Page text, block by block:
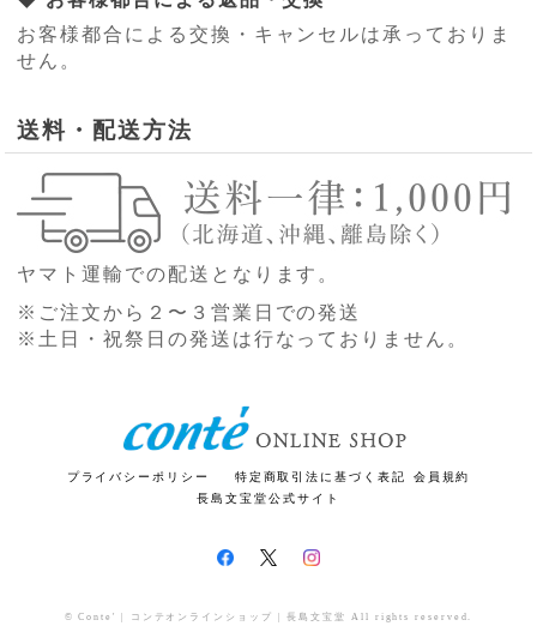
お客様都合による交換・キャンセルは承っておりま
せん。
送料・配送方法
ヤマト運輸での配送となります。
※ご注文から２〜３営業日での発送
※土日・祝祭日の発送は行なっておりません。
プライバシーポリシー 特定商取引法に基づく表記
会員規約
長島文宝堂公式サイト
© Conte' | コンテオンラインショップ | 長島文宝堂 All rights reserved.